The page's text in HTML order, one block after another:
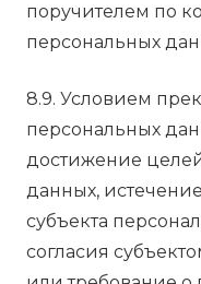
поручителем по
персональных
8.9. Условием
персональных
достижение
данных,
субъекта
согласия